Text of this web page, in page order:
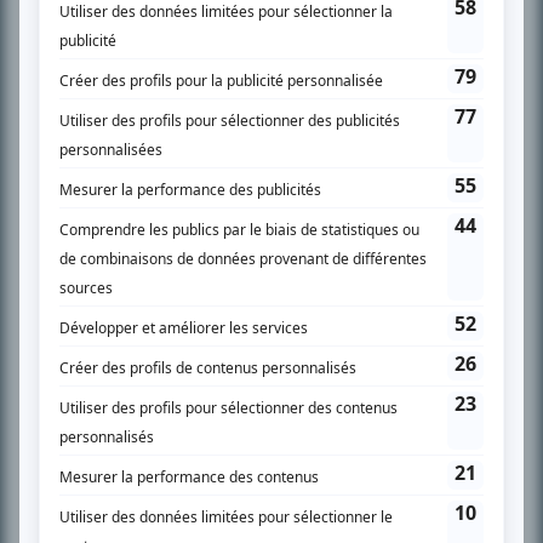
SUR LE RÉSEAU BIZZ MÉDIA
PLAN DU SITE
Accueil
Liste des oeuvres
Liste des comédiens
Recherche avancée
À propos
Nous contacter
Termes et conditions